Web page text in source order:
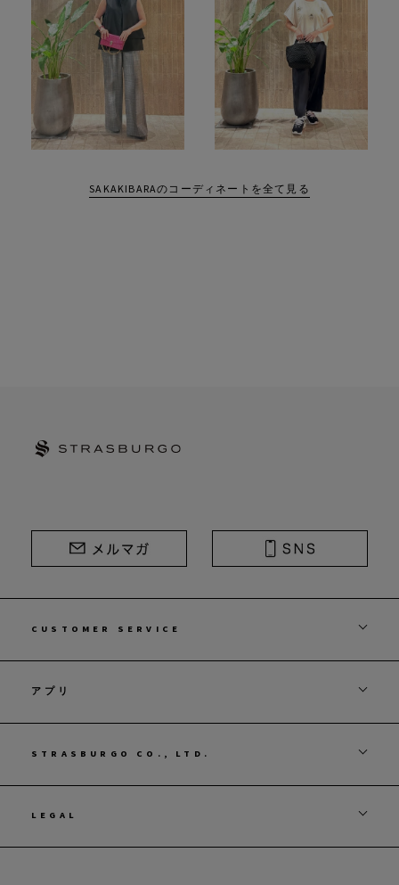
SAKAKIBARAのコーディネートを全て見る
CUSTOMER SERVICE
アプリ
STRASBURGO CO., LTD.
LEGAL